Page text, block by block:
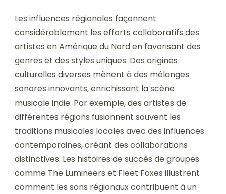
Les influences régionales façonnent
considérablement les efforts collaboratifs des
artistes en Amérique du Nord en favorisant des
genres et des styles uniques. Des origines
culturelles diverses mènent à des mélanges
sonores innovants, enrichissant la scène
musicale indie. Par exemple, des artistes de
différentes régions fusionnent souvent les
traditions musicales locales avec des influences
contemporaines, créant des collaborations
distinctives. Les histoires de succès de groupes
comme The Lumineers et Fleet Foxes illustrent
comment les sons régionaux contribuent à un